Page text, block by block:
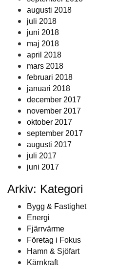
augusti 2018
juli 2018
juni 2018
maj 2018
april 2018
mars 2018
februari 2018
januari 2018
december 2017
november 2017
oktober 2017
september 2017
augusti 2017
juli 2017
juni 2017
Arkiv: Kategori
Bygg & Fastighet
Energi
Fjärrvärme
Företag i Fokus
Hamn & Sjöfart
Kärnkraft